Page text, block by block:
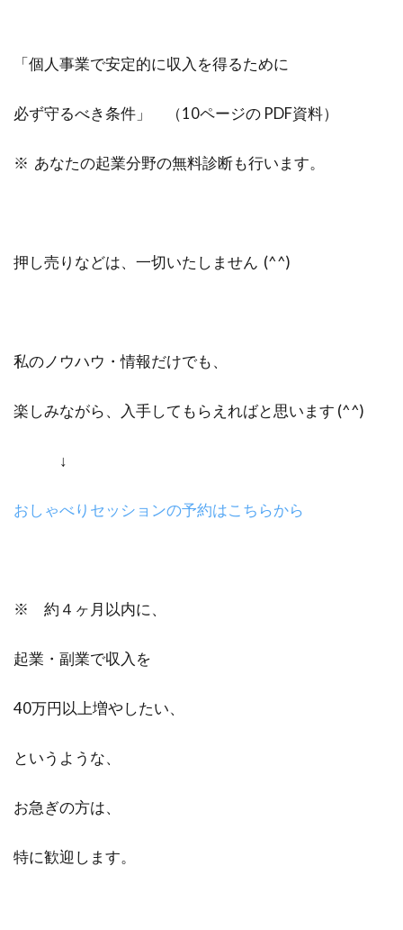
「個人事業で安定的に収入を得るために
必ず守るべき条件」 （10ページの PDF資料）
※ あなたの起業分野の無料診断も行います。
押し売りなどは、一切いたしません (^^)
私のノウハウ・情報だけでも、
楽しみながら、入手してもらえればと思います (^^)
↓
おしゃべりセッションの予約はこちらから
※ 約４ヶ月以内に、
起業・副業で収入を
40万円以上増やしたい、
というような、
お急ぎの方は、
特に歓迎します。